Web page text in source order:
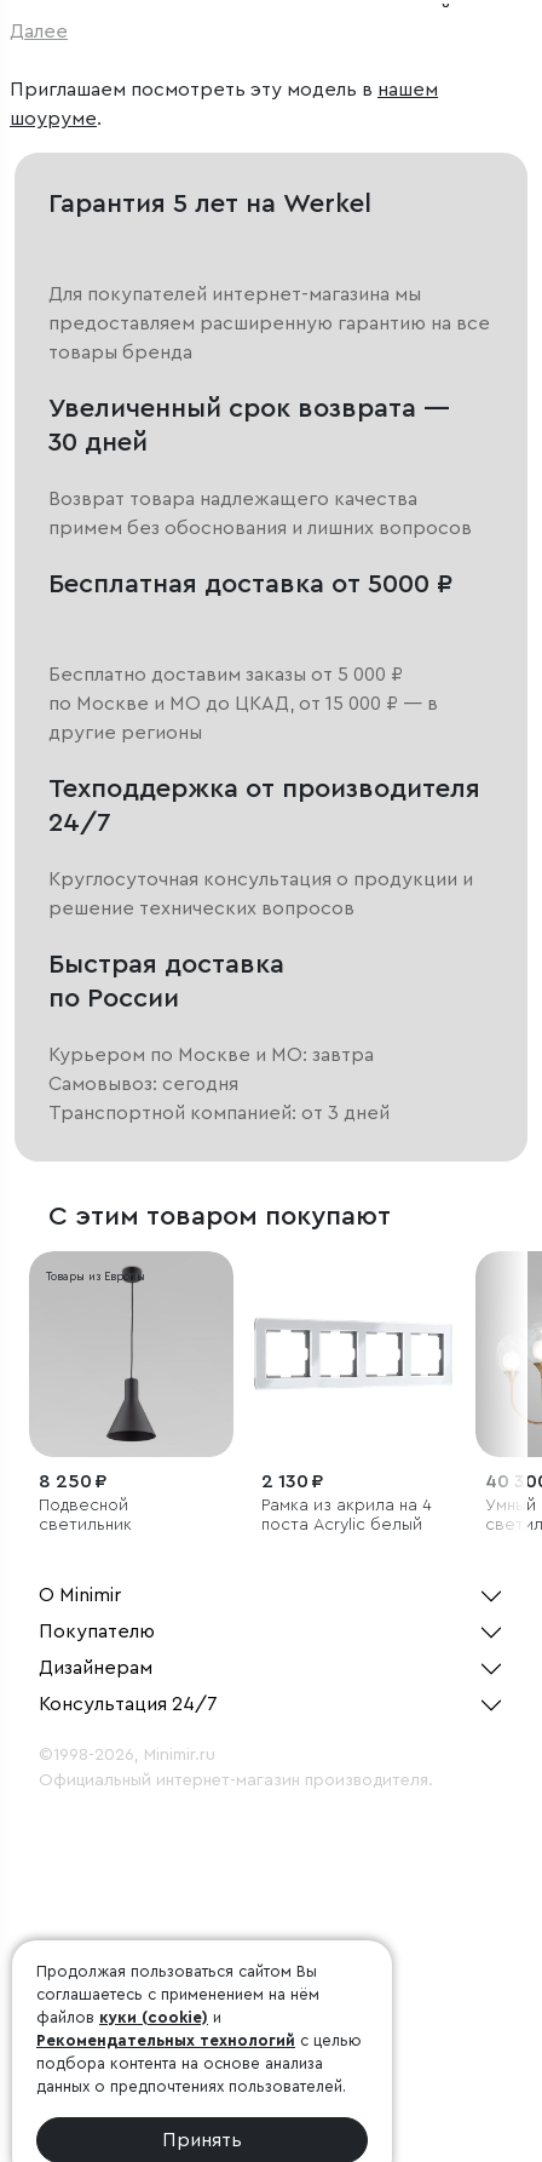
ступенях лестниц, в коридорах, прикроватной и
рабочей зоне на кухне.
Далее
Приглашаем посмотреть эту модель в нашем
шоуруме.
Гарантия 5 лет на Werkel
Для покупателей интернет-магазина мы
предоставляем расширенную гарантию на все
товары бренда
Увеличенный срок возврата —
30 дней
Возврат товара надлежащего качества
примем без обоснования и лишних вопросов
Бесплатная доставка от 5000 ₽
Бесплатно доставим заказы от 5 000 ₽
по Москве и МО до ЦКАД, от 15 000 ₽ — в
другие регионы
Техподдержка от производителя
24/7
Круглосуточная консультация о продукции и
решение технических вопросов
Быстрая доставка
по России
Курьером по Москве и МО: завтра
Самовывоз: сегодня
Транспортной компанией: от 3 дней
С этим товаром покупают
Товары из Европы
8 250 ₽
Подвесной
светильник
2 130 ₽
Рамка из акрила на 4
поста Acrylic белый
40
Умный
О Minimir
Покупателю
Дизайнерам
Консультация 24/7
©1998-2026, Minimir.ru
Официальный интернет-магазин производителя.
Продолжая пользоваться сайтом Вы
соглашаетесь с применением на нём
файлов куки (cookie) и
Рекомендательных технологий с целью
подбора контента на основе анализа
данных о предпочтениях пользователей.
Принять